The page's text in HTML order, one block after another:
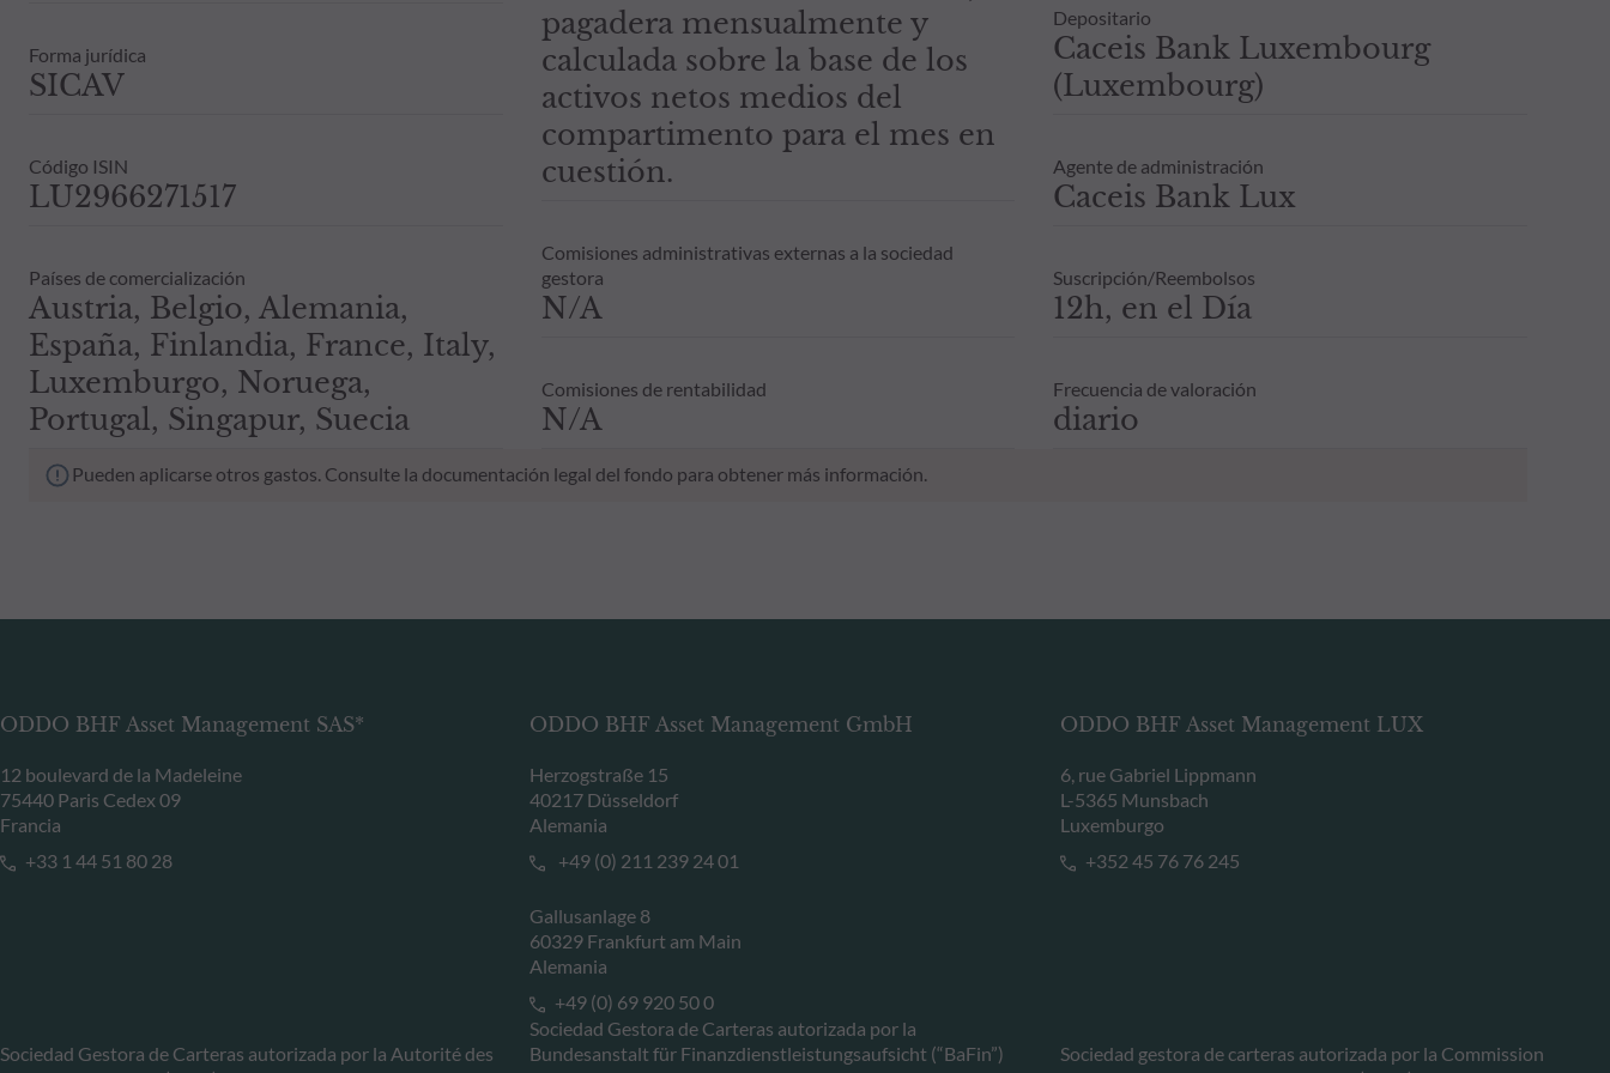
Forma jurídica
SICAV
Código ISIN
LU2966271517
Países de comercialización
Austria, Belgio, Alemania,
España, Finlandia, France, Italy,
Luxemburgo, Noruega,
Portugal, Singapur, Suecia
pagadera mensualmente y
calculada sobre la base de los
activos netos medios del
compartimento para el mes en
cuestión.
Comisiones administrativas externas a la sociedad
gestora
N/A
Comisiones de rentabilidad
N/A
Depositario
Caceis Bank Luxembourg
(Luxembourg)
Agente de administración
Caceis Bank Lux
Suscripción/Reembolsos
12h, en el Día
Frecuencia de valoración
diario
Pueden aplicarse otros gastos. Consulte la documentación legal del fondo para obtener más información.
ODDO BHF Asset Management SAS*
12 boulevard de la Madeleine
75440 Paris Cedex 09
Francia
+33 1 44 51 80 28
Sociedad Gestora de Carteras autorizada por la Autorité des
ODDO BHF Asset Management GmbH
Herzogstraße 15
40217 Düsseldorf
Alemania
+49 (0) 211 239 24 01
Gallusanlage 8
60329 Frankfurt am Main
Alemania
+49 (0) 69 920 50 0
Sociedad Gestora de Carteras autorizada por la
Bundesanstalt für Finanzdienstleistungsaufsicht (“BaFin”)
ODDO BHF Asset Management LUX
6, rue Gabriel Lippmann
L-5365 Munsbach
Luxemburgo
+352 45 76 76 245
Sociedad gestora de carteras autorizada por la Commission